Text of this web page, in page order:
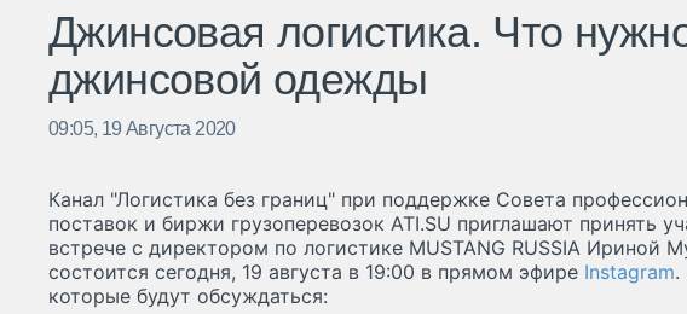
Джинсовая логистика. Что
джинсовой одежды
09:05, 19 Августа 2020
Канал "Логистика без границ" при поддержке Совета
поставок и биржи грузоперевозок ATI.SU приглашают принять
встрече с директором по логистике MUSTANG RUSSIA Ириной
состоится сегодня, 19 августа в 19:00 в прямом эфире Instagram.
которые будут обсуждаться: